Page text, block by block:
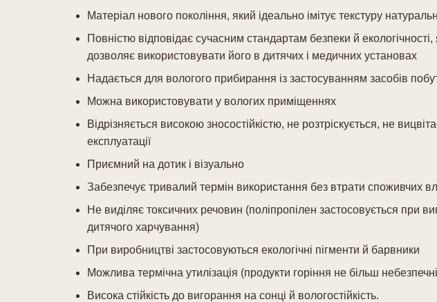
Матеріал нового покоління, який ідеально імітує текстуру
Повністю відповідає сучасним стандартам безпеки й
дозволяє використовувати його в дитячих і медичних установах
Надається для вологого прибирання із застосуванням засобів
Можна використовувати у вологих приміщеннях
Відрізняється високою зносостійкістю, не розтріскується, не
експлуатації
Приємний на дотик і візуально
Забезпечує тривалий термін використання без втрати споживчих
Не виділяє токсичних речовин (поліпропілен застосовується при
дитячого харчування)
При виробництві застосовуються екологічні пігменти й барвники
Можлива термічна утилізація (продукти горіння не більш
Висока стійкість до вигорання на сонці й вологостійкість.